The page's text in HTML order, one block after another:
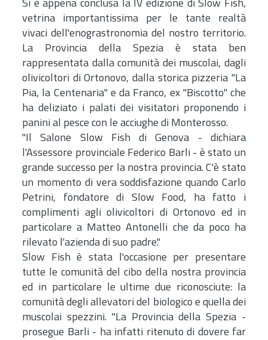
Si è appena conclusa la IV edizione di Slow Fish,
vetrina importantissima per le tante realtà
vivaci dell'enograstronomia del nostro territorio.
La Provincia della Spezia è stata ben
rappresentata dalla comunità dei muscolai, dagli
olivicoltori di Ortonovo, dalla storica pizzeria "La
Pia, la Centenaria" e da Franco, ex "Biscotto" che
ha deliziato i palati dei visitatori proponendo i
panini al pesce con le acciughe di Monterosso.
"Il Salone Slow Fish di Genova - dichiara
l'Assessore provinciale Federico Barli - è stato un
grande successo per la nostra provincia. C'è stato
un momento di vera soddisfazione quando Carlo
Petrini, fondatore di Slow Food, ha fatto i
complimenti agli olivicoltori di Ortonovo ed in
particolare a Matteo Antonelli che da poco ha
rilevato l'azienda di suo padre."
Slow Fish è stata l'occasione per presentare
tutte le comunità del cibo della nostra provincia
ed in particolare le ultime due riconosciute: la
comunità degli allevatori del biologico e quella dei
muscolai spezzini. "La Provincia della Spezia -
prosegue Barli - ha infatti ritenuto di dovere far